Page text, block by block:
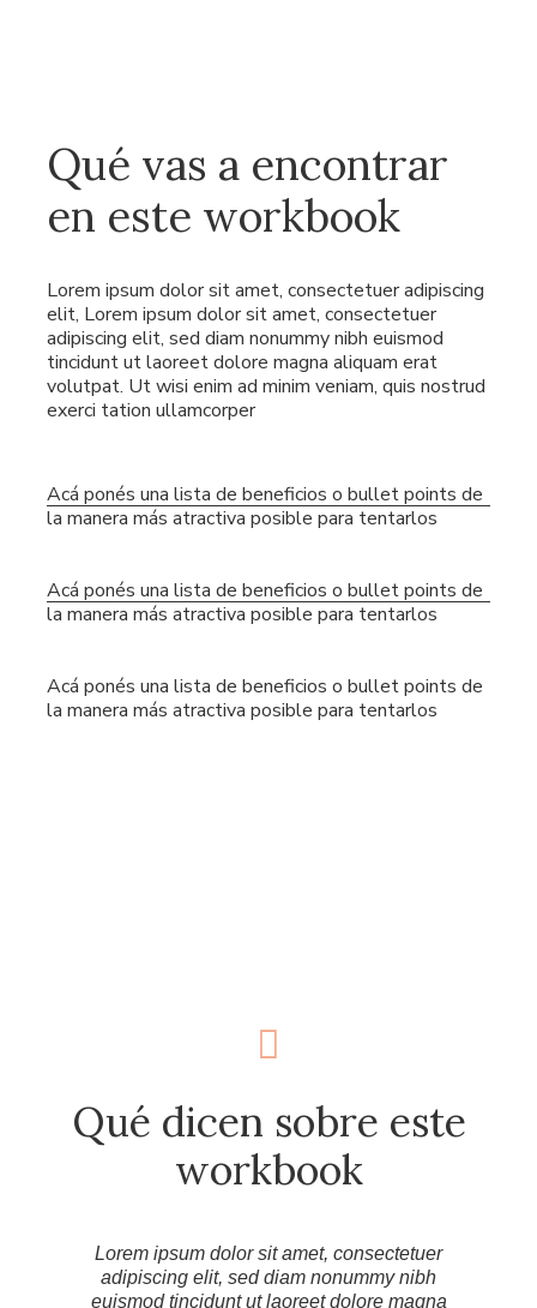
Qué vas a encontrar
en este workbook
Lorem ipsum dolor sit amet, consectetuer adipiscing
elit, Lorem ipsum dolor sit amet, consectetuer
adipiscing elit, sed diam nonummy nibh euismod
tincidunt ut laoreet dolore magna aliquam erat
volutpat. Ut wisi enim ad minim veniam, quis nostrud
exerci tation ullamcorper
Acá ponés una lista de beneficios o bullet points de
la manera más atractiva posible para tentarlos
Acá ponés una lista de beneficios o bullet points de
la manera más atractiva posible para tentarlos
Acá ponés una lista de beneficios o bullet points de
la manera más atractiva posible para tentarlos
Qué dicen sobre este
workbook
Lorem ipsum dolor sit amet, consectetuer
adipiscing elit, sed diam nonummy nibh
euismod tincidunt ut laoreet dolore magna